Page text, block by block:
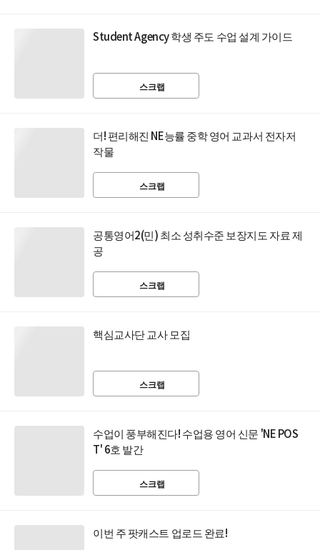
Student Agency 학생 주도 수업 설계 가이드
스크랩
더! 편리해진 NE능률 중학 영어 교과서 전자저
작물
스크랩
공통영어2(민) 최소 성취수준 보장지도 자료 제
공
스크랩
핵심교사단 교사 모집
스크랩
수업이 풍부해진다! 수업용 영어 신문 'NE POS
T' 6호 발간
스크랩
이번 주 팟캐스트 업로드 완료!